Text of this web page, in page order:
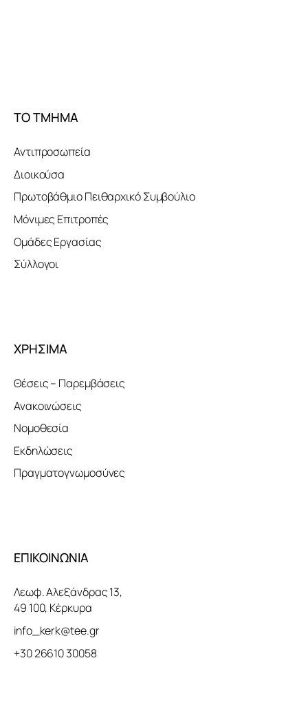
ΤΟ ΤΜΗΜΑ
Αντιπροσωπεία
Διοικούσα
Πρωτοβάθμιο Πειθαρχικό Συμβούλιο
Μόνιμες Επιτροπές
Ομάδες Εργασίας
Σύλλογοι
ΧΡΗΣΙΜΑ
Θέσεις – Παρεμβάσεις
Ανακοινώσεις
Νομοθεσία
Εκδηλώσεις
Πραγματογνωμοσύνες
ΕΠΙΚΟΙΝΩΝΙΑ
Λεωφ. Αλεξάνδρας 13,
49 100, Κέρκυρα
info_kerk@tee.gr
+30 26610 30058